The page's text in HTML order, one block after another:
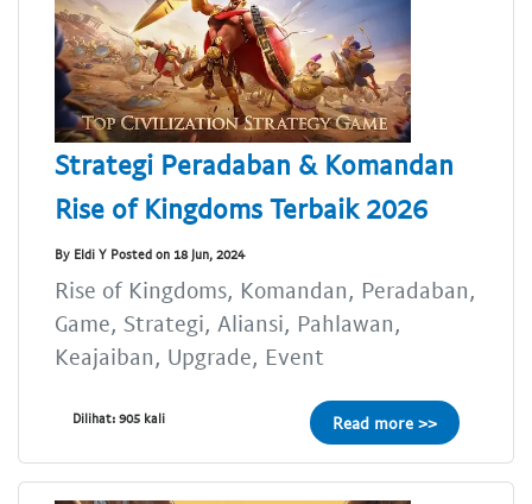
Strategi Peradaban & Komandan
Rise of Kingdoms Terbaik 2026
By Eldi Y Posted on 18 Jun, 2024
Rise of Kingdoms, Komandan, Peradaban,
Game, Strategi, Aliansi, Pahlawan,
Keajaiban, Upgrade, Event
Dilihat: 905 kali Read more >>